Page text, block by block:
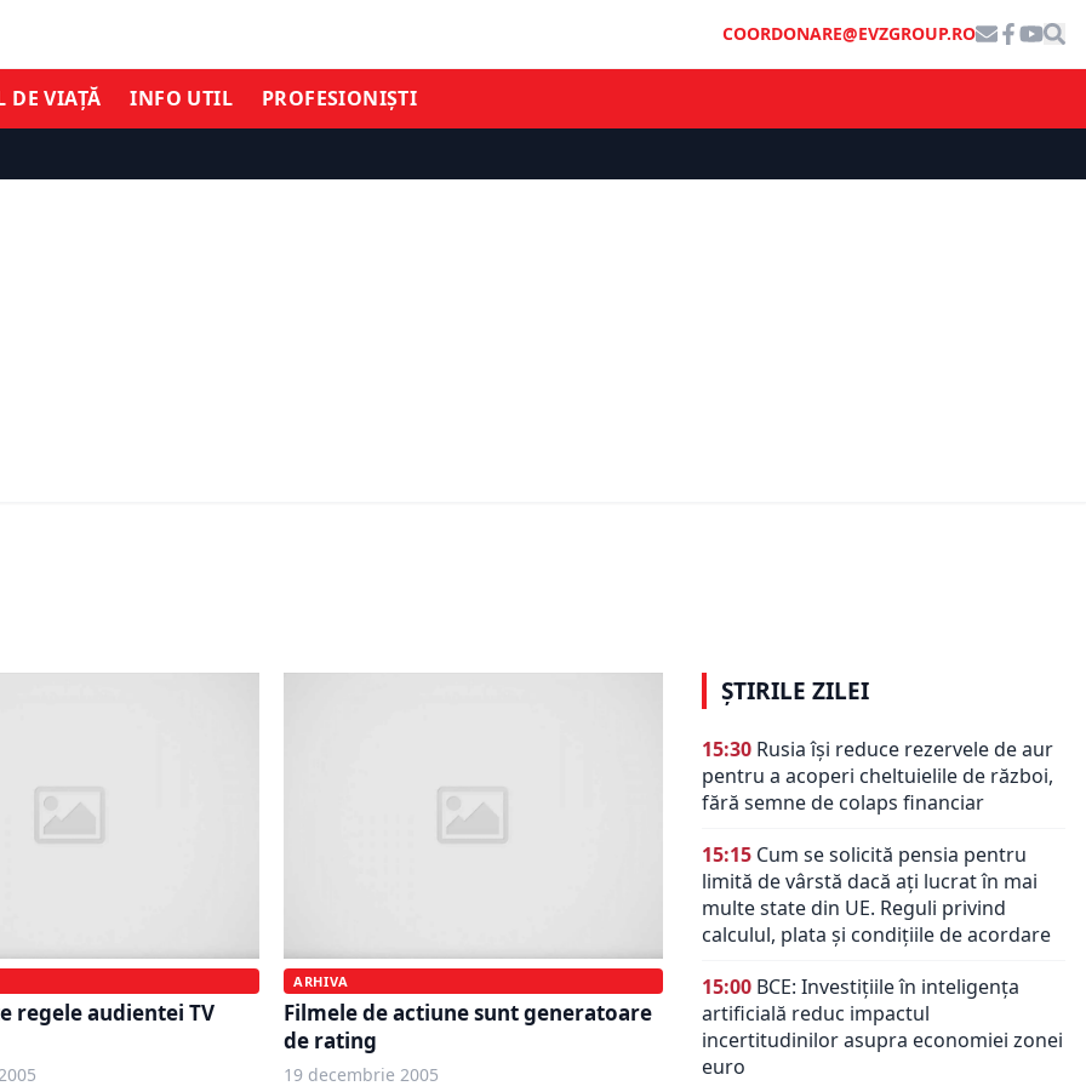
COORDONARE@EVZGROUP.RO
DE VIAȚĂ INFO UTIL PROFESIONIȘTI
regele audientei TV
ARHIVA
Filmele de actiune sunt generatoare
de rating
19 decembrie 2005
ȘTIRILE ZILEI
15:30 Rusia își reduce rezervele de aur
pentru a acoperi cheltuielile de război,
fără semne de colaps financiar
15:15 Cum se solicită pensia pentru
limită de vârstă dacă ați lucrat în mai
multe state din UE. Reguli privind
calculul, plata și condițiile de acordare
15:00 BCE: Investițiile în inteligența
artificială reduc impactul
incertitudinilor asupra economiei zonei
euro